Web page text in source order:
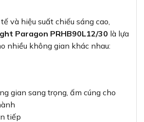
và hiệu suất chiếu sáng cao,
Paragon PRHB90L12/30 là lựa
nhiều không gian khác nhau:
gian sang trọng, ấm cúng cho
tiếp